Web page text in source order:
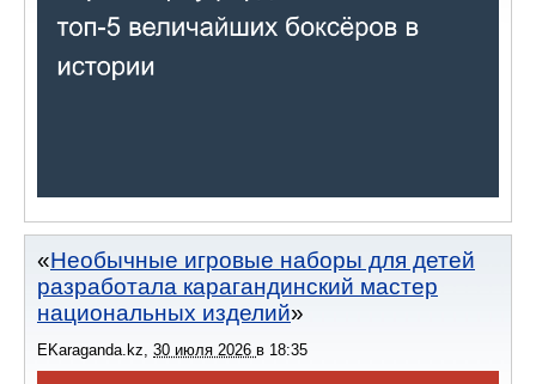
Необычные игровые наборы для детей
разработала карагандинский мастер
национальных изделий
EKaraganda.kz, 30 июля 2026 в 18:35